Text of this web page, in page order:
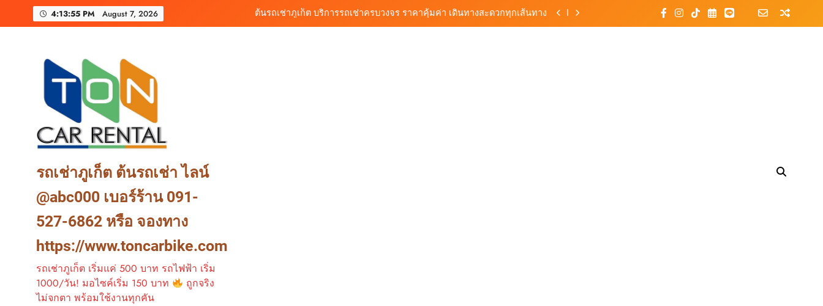
4:13:57 PM August 7, 2026
เช่ารถมอเตอร์ไซค์ภูเก็ต กับต้นรถเช่า เดินทางสะดวก ราคาประหยัด เริ่มต้นเพียง 150 บาท/วัน
รถเช่าภูเก็ต ต้นรถเช่า ไลน์
@abc000 เบอร์ร้าน 091-
527-6862 หรือ จองทาง
https://www.toncarbike.com
รถเช่าภูเก็ต เริ่มแค่ 500 บาท รถไฟฟ้า เริ่ม
1000/วัน! มอไซค์เริ่ม 150 บาท
ถูกจริง
ไม่จกตา พร้อมใช้งานทุกคัน